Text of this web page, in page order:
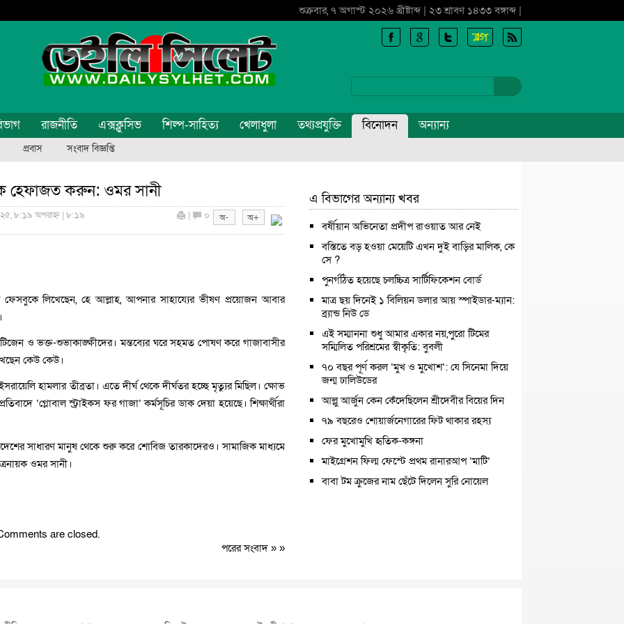
শুক্রবার, ৭ অগাস্ট ২০২৬ খ্রীষ্টাব্দ | ২৩ শ্রাবণ ১৪৩৩ বঙ্গাব্দ |
রাজনীতি এক্সক্লুসিভ শিল্প-সাহিত্য খেলাধুলা তথ্যপ্রযুক্তি বিনোদন অন্যান্য
প্রবাস সংবাদ বিজ্ঞপ্তি
হেফাজত করুন: ওমর সানী
৮:১৯ অপরাহ্ন | ৮:১৯ | ০
ফেসবুকে লিখেছেন, হে আল্লাহ, আপনার সাহায্যের ভীষণ প্রয়োজন আবার
ও ভক্ত-শুভাকাঙ্ক্ষীদের। মন্তব্যের ঘরে সহমত পোষণ করে গাজাবাসীর
কেউ কেউ।
হামলার তীব্রতা। এতে দীর্ঘ থেকে দীর্ঘতর হচ্ছে মৃত্যুর মিছিল। ক্ষোভ
‘গ্লোবাল স্ট্রাইকস ফর গাজা’ কর্মসূচির ডাক দেয়া হয়েছে। শিক্ষার্থীরা
সাধারণ মানুষ থেকে শুরু করে শোবিজ তারকাদেরও। সামাজিক মাধ্যমে
ওমর সানী।
are closed.
পরের সংবাদ » »
এ বিভাগের অন্যান্য খবর
বর্ষীয়ান অভিনেতা প্রদীপ রাওয়াত আর নেই
বস্তিতে বড় হওয়া মেয়েটি এখন দুই বাড়ির মালিক, কে
সে ?
পুনর্গঠিত হয়েছে চলচ্চিত্র সার্টিফিকেশন বোর্ড
মাত্র ছয় দিনেই ১ বিলিয়ন ডলার আয় স্পাইডার-ম্যান:
ব্র্যান্ড নিউ ডে
এই সম্মাননা শুধু আমার একার নয়,পুরো টিমের
সম্মিলিত পরিশ্রমের স্বীকৃতি: বুবলী
৭০ বছর পূর্ণ করল ‘মুখ ও মুখোশ’: যে সিনেমা দিয়ে
জন্ম ঢালিউডের
আল্লু আর্জুন কেন কেঁদেছিলেন শ্রীদেবীর বিয়ের দিন
৭৯ বছরেও শোয়ার্জনেগারের ফিট থাকার রহস্য
ফের মুখোমুখি হৃতিক-কঙ্গনা
মাইগ্রেশন ফিল্ম ফেস্টে প্রথম রানারআপ ‘মাটি’
বাবা টম ক্রুজের নাম ছেঁটে দিলেন সুরি নোয়েল